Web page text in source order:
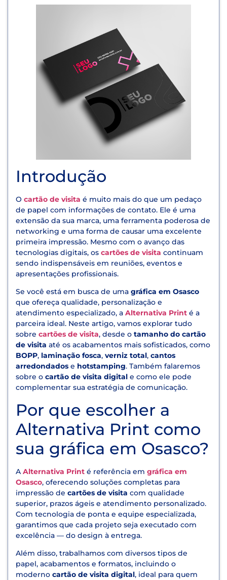
Introdução
O cartão de visita é muito mais do que um pedaço
de papel com informações de contato. Ele é uma
extensão da sua marca, uma ferramenta poderosa de
networking e uma forma de causar uma excelente
primeira impressão. Mesmo com o avanço das
tecnologias digitais, os cartões de visita continuam
sendo indispensáveis em reuniões, eventos e
apresentações profissionais.
Se você está em busca de uma gráfica em Osasco
que ofereça qualidade, personalização e
atendimento especializado, a Alternativa Print é a
parceira ideal. Neste artigo, vamos explorar tudo
sobre cartões de visita, desde o tamanho do cartão
de visita até os acabamentos mais sofisticados, como
BOPP, laminação fosca, verniz total, cantos
arredondados e hotstamping. Também falaremos
sobre o cartão de visita digital e como ele pode
complementar sua estratégia de comunicação.
Por que escolher a
Alternativa Print como
sua gráfica em Osasco?
A Alternativa Print é referência em gráfica em
Osasco, oferecendo soluções completas para
impressão de cartões de visita com qualidade
superior, prazos ágeis e atendimento personalizado.
Com tecnologia de ponta e equipe especializada,
garantimos que cada projeto seja executado com
excelência — do design à entrega.
Além disso, trabalhamos com diversos tipos de
papel, acabamentos e formatos, incluindo o
moderno cartão de visita digital, ideal para quem